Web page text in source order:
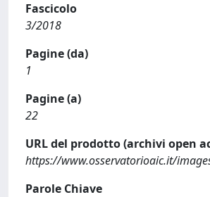
Fascicolo
3/2018
Pagine (da)
1
Pagine (a)
22
URL del prodotto (archivi open
https://www.osservatorioaic.it/
Parole Chiave